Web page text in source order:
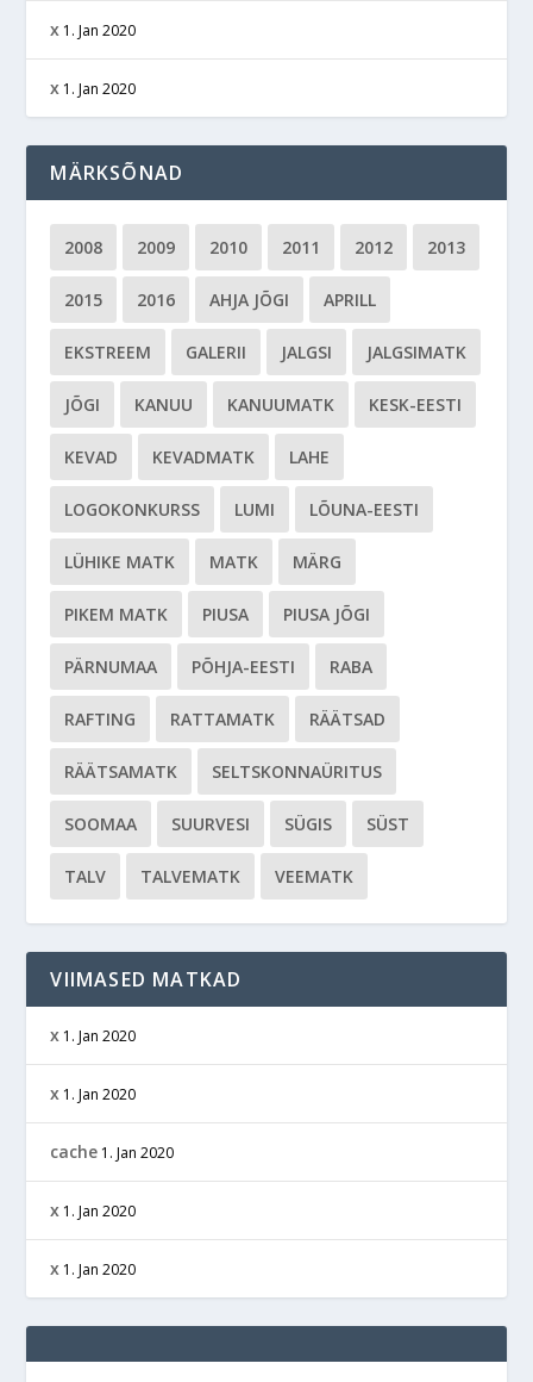
x 1. Jan 2020
x 1. Jan 2020
MÄRKSÕNAD
2008 2009 2010 2011 2012 2013
2015 2016 AHJA JÕGI APRILL
EKSTREEM GALERII JALGSI JALGSIMATK
JÕGI KANUU KANUUMATK KESK-EESTI
KEVAD KEVADMATK LAHE
LOGOKONKURSS LUMI LÕUNA-EESTI
LÜHIKE MATK MATK MÄRG
PIKEM MATK PIUSA PIUSA JÕGI
PÄRNUMAA PÕHJA-EESTI RABA
RAFTING RATTAMATK RÄÄTSAD
RÄÄTSAMATK SELTSKONNAÜRITUS
SOOMAA SUURVESI SÜGIS SÜST
TALV TALVEMATK VEEMATK
VIIMASED MATKAD
x 1. Jan 2020
x 1. Jan 2020
cache 1. Jan 2020
x 1. Jan 2020
x 1. Jan 2020